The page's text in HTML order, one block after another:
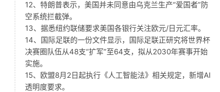
12、特朗普表示，美国并未同意由乌克兰生产“爱国者”防
空系统拦截弹。
13、据悉纽约联储要求美国各银行关注欧元/日元汇率。
14、国际足联的一份文件显示，国际足联正研究将世界杯
决赛圈队伍从48支“扩军”至64支，拟从2030年赛事开始
实施。
15、欧盟8月2日起执行《人工智能法》相关规定，新增AI
透明度要求。